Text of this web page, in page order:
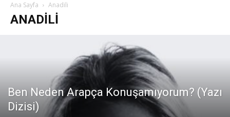
Ana Sayfa Anadili
ANADILI
Ben Neden Arapça Konuşamıyorum? (Yazı
Dizisi)